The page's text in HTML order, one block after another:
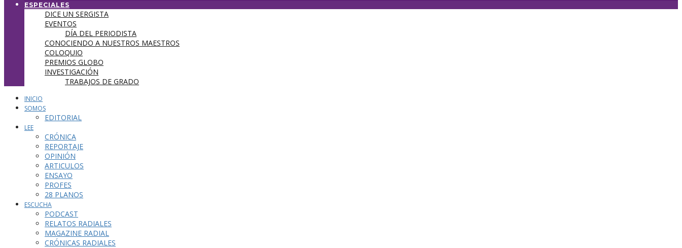
ESPECIALES
DICE UN SERGISTA
EVENTOS
DÍA DEL PERIODISTA
CONOCIENDO A NUESTROS MAESTROS
COLOQUIO
PREMIOS GLOBO
INVESTIGACIÓN
TRABAJOS DE GRADO
INICIO
SOMOS
EDITORIAL
LEE
CRÓNICA
REPORTAJE
OPINIÓN
ARTICULOS
ENSAYO
PROFES
28 PLANOS
ESCUCHA
PODCAST
RELATOS RADIALES
MAGAZINE RADIAL
CRÓNICAS RADIALES